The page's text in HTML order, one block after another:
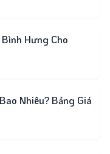
Hưng Cho
Nhiêu? Bảng Giá